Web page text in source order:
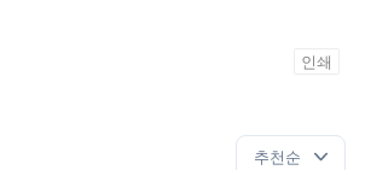
인쇄